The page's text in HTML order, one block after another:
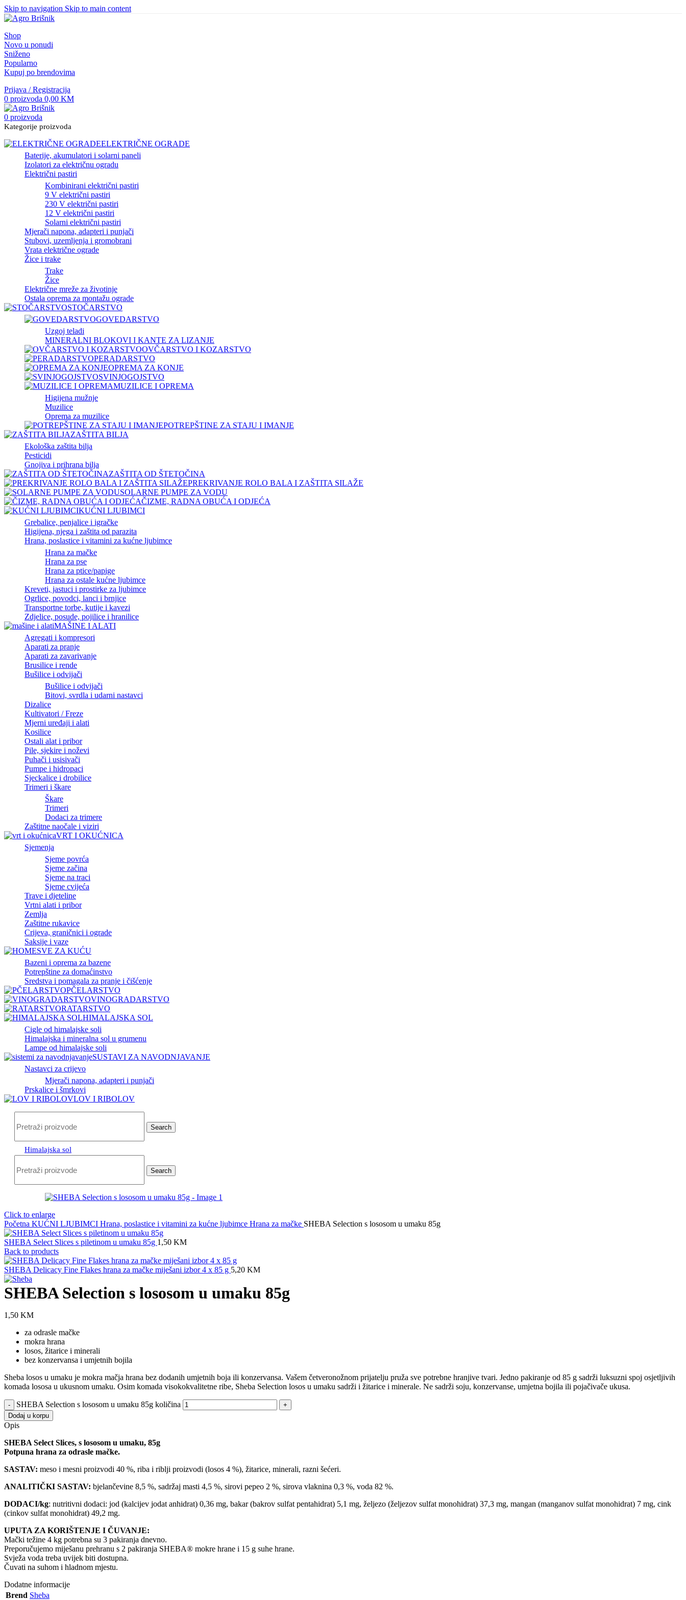
Skip to navigation Skip to main content
Shop
Novo u ponudi
Sniženo
Popularno
Kupuj po brendovima
Prijava / Registracija
0 proizvoda 0,00 KM
0 proizvoda
Kategorije proizvoda
ELEKTRIČNE OGRADE
Baterije, akumulatori i solarni paneli
Izolatori za električnu ogradu
Električni pastiri
Kombinirani električni pastiri
9 V električni pastiri
230 V električni pastiri
12 V električni pastiri
Solarni električni pastiri
Mjerači napona, adapteri i punjači
Stubovi, uzemljenja i gromobrani
Vrata električne ograde
Žice i trake
Trake
Žice
Električne mreže za životinje
Ostala oprema za montažu ograde
STOČARSTVO
GOVEDARSTVO
Uzgoj teladi
MINERALNI BLOKOVI I KANTE ZA LIZANJE
OVČARSTVO I KOZARSTVO
PERADARSTVO
OPREMA ZA KONJE
SVINJOGOJSTVO
MUZILICE I OPREMA
Higijena mužnje
Muzilice
Oprema za muzilice
POTREPŠTINE ZA STAJU I IMANJE
ZAŠTITA BILJA
Ekološka zaštita bilja
Pesticidi
Gnojiva i prihrana bilja
ZAŠTITA OD ŠTETOČINA
PREKRIVANJE ROLO BALA I ZAŠTITA SILAŽE
SOLARNE PUMPE ZA VODU
ČIZME, RADNA OBUĆA I ODJEĆA
KUĆNI LJUBIMCI
Grebalice, penjalice i igračke
Higijena, njega i zaštita od parazita
Hrana, poslastice i vitamini za kućne ljubimce
Hrana za mačke
Hrana za pse
Hrana za ptice/papige
Hrana za ostale kućne ljubimce
Kreveti, jastuci i prostirke za ljubimce
Ogrlice, povodci, lanci i brnjice
Transportne torbe, kutije i kavezi
Zdjelice, posude, pojilice i hranilice
MAŠINE I ALATI
Agregati i kompresori
Aparati za pranje
Aparati za zavarivanje
Brusilice i rende
Bušilice i odvijači
Bušilice i odvijači
Bitovi, svrdla i udarni nastavci
Dizalice
Kultivatori / Freze
Mjerni uređaji i alati
Kosilice
Ostali alat i pribor
Pile, sjekire i noževi
Puhači i usisivači
Pumpe i hidropaci
Sjeckalice i drobilice
Trimeri i škare
Škare
Trimeri
Dodaci za trimere
Zaštitne naočale i viziri
VRT I OKUĆNICA
Sjemenja
Sjeme povrća
Sjeme začina
Sjeme na traci
Sjeme cvijeća
Trave i djeteline
Vrtni alati i pribor
Zemlja
Zaštitne rukavice
Crijeva, graničnici i ograde
Saksije i vaze
SVE ZA KUĆU
Bazeni i oprema za bazene
Potrepštine za domaćinstvo
Sredstva i pomagala za pranje i čišćenje
PČELARSTVO
VINOGRADARSTVO
RATARSTVO
HIMALAJSKA SOL
Cigle od himalajske soli
Himalajska i mineralna sol u grumenu
Lampe od himalajske soli
SUSTAVI ZA NAVODNJAVANJE
Nastavci za crijevo
Mjerači napona, adapteri i punjači
Prskalice i šmrkovi
LOV I RIBOLOV
Search
Himalajska sol
Search
Click to enlarge
Početna KUĆNI LJUBIMCI Hrana, poslastice i vitamini za kućne ljubimce Hrana za mačke SHEBA Selection s lososom u umaku 85g
SHEBA Select Slices s piletinom u umaku 85g 1,50 KM
Back to products
SHEBA Delicacy Fine Flakes hrana za mačke miješani izbor 4 x 85 g 5,20 KM
SHEBA Selection s lososom u umaku 85g
1,50 KM
za odrasle mačke
mokra hrana
losos, žitarice i minerali
bez konzervansa i umjetnih bojila
Sheba losos u umaku je mokra mačja hrana bez dodanih umjetnih boja ili konzervansa. Vašem četveronožnom prijatelju pruža sve potrebne hranjive tvari. Jedno pakiranje od 85 g sadrži luksuzni spoj osjetljivih
komada lososa u ukusnom umaku. Osim komada visokokvalitetne ribe, Sheba Selection losos u umaku sadrži i žitarice i minerale. Ne sadrži soju, konzervanse, umjetna bojila ili pojačivače ukusa.
SHEBA Selection s lososom u umaku 85g količina
Dodaj u korpu
Opis
SHEBA Select Slices, s lososom u umaku, 85g
Potpuna hrana za odrasle mačke.
SASTAV: meso i mesni proizvodi 40 %, riba i riblji proizvodi (losos 4 %), žitarice, minerali, razni šećeri.
ANALITIČKI SASTAV: bjelančevine 8,5 %, sadržaj masti 4,5 %, sirovi pepeo 2 %, sirova vlaknina 0,3 %, voda 82 %.
DODACI/kg: nutritivni dodaci: jod (kalcijev jodat anhidrat) 0,36 mg, bakar (bakrov sulfat pentahidrat) 5,1 mg, željezo (željezov sulfat monohidrat) 37,3 mg, mangan (manganov sulfat monohidrat) 7 mg, cink
(cinkov sulfat monohidrat) 49,2 mg.
UPUTA ZA KORIŠTENJE I ČUVANJE:
Mački težine 4 kg potrebna su 3 pakiranja dnevno.
Preporučujemo miješanu prehranu s 2 pakiranja SHEBA® mokre hrane i 15 g suhe hrane.
Svježa voda treba uvijek biti dostupna.
Čuvati na suhom i hladnom mjestu.
Dodatne informacije
Brend Sheba